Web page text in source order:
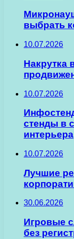
выбрать
10.07.2026
Накрутка
10.07.2026
стенды в
интерьера
10.07.2026
Лучшие
30.06.2026
Игровые
без